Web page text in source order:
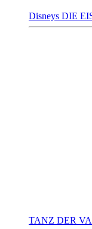
Disneys DIE
TANZ DER